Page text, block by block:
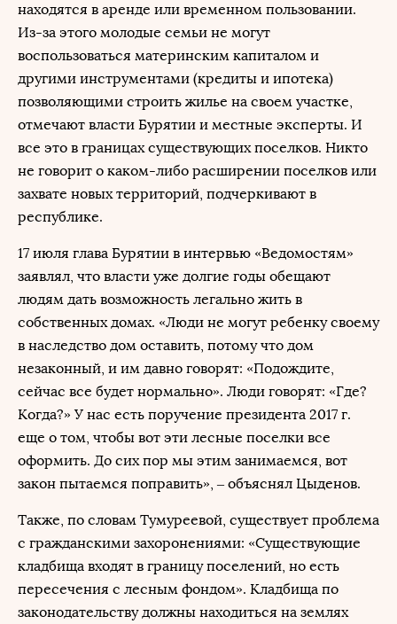
находятся в аренде или временном пользовании.
Из-за этого молодые семьи не могут
воспользоваться материнским капиталом и
другими инструментами (кредиты и ипотека)
позволяющими строить жилье на своем участке,
отмечают власти Бурятии и местные эксперты. И
все это в границах существующих поселков. Никто
не говорит о каком-либо расширении поселков или
захвате новых территорий, подчеркивают в
республике.
17 июля глава Бурятии в интервью «Ведомостям»
заявлял, что власти уже долгие годы обещают
людям дать возможность легально жить в
собственных домах. «Люди не могут ребенку своему
в наследство дом оставить, потому что дом
незаконный, и им давно говорят: «Подождите,
сейчас все будет нормально». Люди говорят: «Где?
Когда?» У нас есть поручение президента 2017 г.
еще о том, чтобы вот эти лесные поселки все
оформить. До сих пор мы этим занимаемся, вот
закон пытаемся поправить», – объяснял Цыденов.
Также, по словам Тумуреевой, существует проблема
с гражданскими захоронениями: «Существующие
кладбища входят в границу поселений, но есть
пересечения с лесным фондом». Кладбища по
законодательству должны находиться на землях